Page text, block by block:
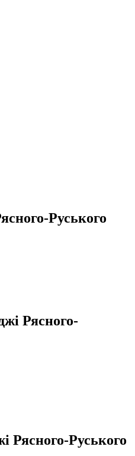
Руського
Рясного-
Рясного-Руського